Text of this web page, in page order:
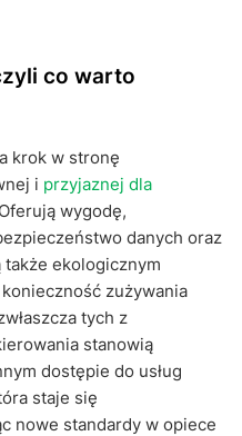
co warto
krok w stronę
i przyjaznej dla
wygodę,
danych oraz
także ekologicznym
zużywania
tych z
stanowią
dostępie do usług
staje się
nowe standardy w opiece